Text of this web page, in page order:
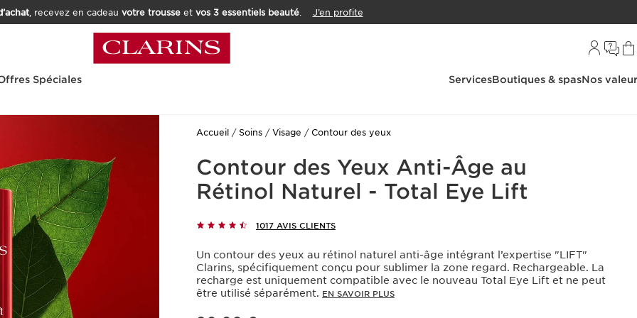
, recevez en cadeau votre trousseet vos 3 essentiels beauté. J’en profite
Spéciales ServicesBoutiques & spasNos
Accueil Soins Visage Contour des yeux
Contour des Yeux Anti-Âge au
Rétinol Naturel - Total Eye Lift
1017 AVIS CLIENTS
Un contour des yeux au rétinol naturel anti-âge intégrant l’expertise "LIFT"
Clarins, spécifiquement conçu pour sublimer la zone regard. Rechargeable. La
recharge est uniquement compatible avec le nouveau Total Eye Lift et ne peut
être utilisé séparément. EN SAVOIR PLUS